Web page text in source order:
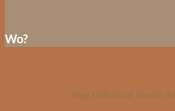
Wo?
Yoga Individual Studio